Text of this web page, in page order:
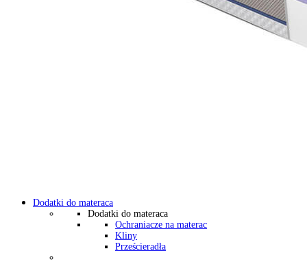
Dodatki do materaca
Dodatki do materaca
Ochraniacze na materac
Kliny
Prześcieradła